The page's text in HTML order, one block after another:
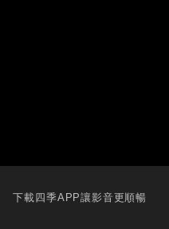
下載四季APP讓影音更順暢